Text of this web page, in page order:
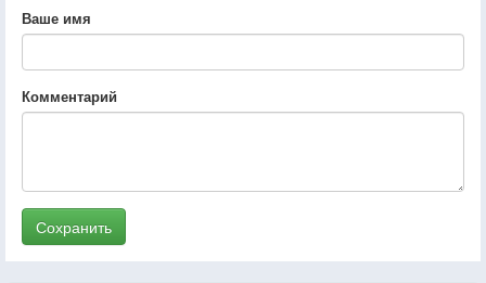
Ваше имя
Комментарий
Сохранить